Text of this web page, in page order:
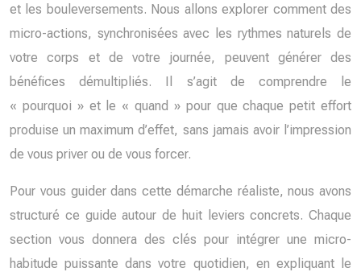
et les bouleversements. Nous allons explorer comment des
micro-actions, synchronisées avec les rythmes naturels de
votre corps et de votre journée, peuvent générer des
bénéfices démultipliés. Il s’agit de comprendre le
« pourquoi » et le « quand » pour que chaque petit effort
produise un maximum d’effet, sans jamais avoir l’impression
de vous priver ou de vous forcer.
Pour vous guider dans cette démarche réaliste, nous avons
structuré ce guide autour de huit leviers concrets. Chaque
section vous donnera des clés pour intégrer une micro-
habitude puissante dans votre quotidien, en expliquant le